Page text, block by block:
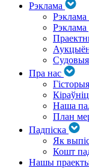
Рэклама
Рэклама
Пра нас
Гісторыя
Наша
План
Падпіска
Як
Кошт
Нашы